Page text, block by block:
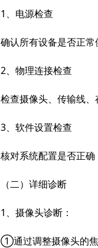
1、电源检查
确认所有设备是否正常
2、物理连接检查
检查摄像头、传输线、
3、软件设置检查
核对系统配置是否正确
（二）详细诊断
1、摄像头诊断：
①通过调整摄像头的焦